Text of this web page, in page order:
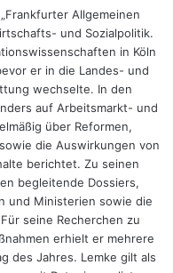
Allgemeinen
und Sozialpolitik.
in Köln
er in die Landes- und
wechselte. In den
auf Arbeitsmarkt- und
über Reformen,
die Auswirkungen von
berichtet. Zu seinen
begleitende Dossiers,
und Ministerien sowie die
seine Recherchen zu
erhielt er mehrere
des Jahres. Lemke gilt als